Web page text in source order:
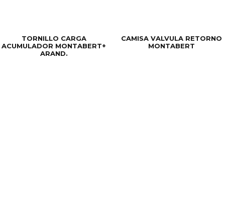
TORNILLO CARGA
ACUMULADOR MONTABERT+
ARAND.
CAMISA VALVULA RETORNO
MONTABERT